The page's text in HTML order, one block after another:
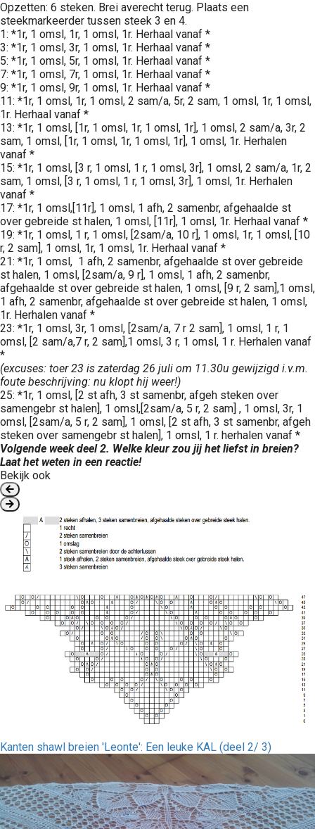
Opzetten: 6 steken. Brei averecht terug. Plaats een
steekmarkeerder tussen steek 3 en 4.
1: *1r, 1 omsl, 1r, 1 omsl, 1r. Herhaal vanaf *
3: *1r, 1 omsl, 3r, 1 omsl, 1r. Herhaal vanaf *
5: *1r, 1 omsl, 5r, 1 omsl, 1r. Herhaal vanaf *
7: *1r, 1 omsl, 7r, 1 omsl, 1r. Herhaal vanaf *
9: *1r, 1 omsl, 9r, 1 omsl, 1r. Herhaal vanaf *
11: *1r, 1 omsl, 1r, 1 omsl, 2 sam/a, 5r, 2 sam, 1 omsl, 1r, 1 omsl,
1r. Herhaal vanaf *
13: *1r, 1 omsl, [1r, 1 omsl, 1r, 1 omsl, 1r], 1 omsl, 2 sam/a, 3r, 2
sam, 1 omsl, [1r, 1 omsl, 1r, 1 omsl, 1r], 1 omsl, 1r. Herhalen
vanaf *
15: *1r, 1 omsl, [3 r, 1 omsl, 1 r, 1 omsl, 3r], 1 omsl, 2 sam/a, 1r, 2
sam, 1 omsl, [3 r, 1 omsl, 1 r, 1 omsl, 3r], 1 omsl, 1r. Herhalen
vanaf *
17: *1r, 1 omsl,[11r], 1 omsl, 1 afh, 2 samenbr, afgehaalde st
over gebreide st halen, 1 omsl, [11r], 1 omsl, 1r. Herhaal vanaf *
19: *1r, 1 omsl, 1 r, 1 omsl, [2sam/a, 10 r], 1 omsl, 1r, 1 omsl, [10
r, 2 sam], 1 omsl, 1r, 1 omsl, 1r. Herhaal vanaf *
21: *1r, 1 omsl, 1 afh, 2 samenbr, afgehaalde st over gebreide
st halen, 1 omsl, [2sam/a, 9 r], 1 omsl, 1 afh, 2 samenbr,
afgehaalde st over gebreide st halen, 1 omsl, [9 r, 2 sam],1 omsl,
1 afh, 2 samenbr, afgehaalde st over gebreide st halen, 1 omsl,
1r. Herhalen vanaf *
23: *1r, 1 omsl, 3r, 1 omsl, [2sam/a, 7 r 2 sam], 1 omsl, 1 r, 1
omsl, [2 sam/a,7 r, 2 sam],1 omsl, 3 r, 1 omsl, 1 r. Herhalen vanaf
*
(excuses: toer 23 is zaterdag 26 juli om 11.30u gewijzigd i.v.m.
foute beschrijving: nu klopt hij weer!)
25: *1r, 1 omsl, [2 st afh, 3 st samenbr, afgeh steken over
samengebr st halen], 1 omsl,[2sam/a, 5 r, 2 sam] , 1 omsl, 3r, 1
omsl, [2sam/a, 5 r, 2 sam], 1 omsl, [2 st afh, 3 st samenbr, afgeh
steken over samengebr st halen], 1 omsl, 1 r. herhalen vanaf *
Volgende week deel 2. Welke kleur zou jij het liefst in breien?
Laat het weten in een reactie!
Bekijk ook
Kanten shawl breien 'Leonte': Een leuke KAL (deel 2/ 3)